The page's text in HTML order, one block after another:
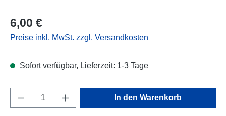
Regulärer Preis:
6,00 €
Preise inkl. MwSt. zzgl. Versandkosten
Sofort verfügbar, Lieferzeit: 1-3 Tage
Produkt Anzahl: Gib den gewünschten
In den Warenkorb